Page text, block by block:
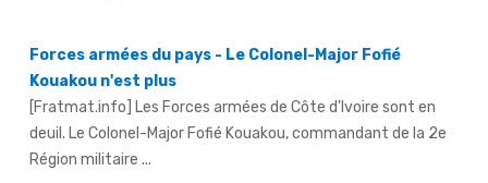
deuil. Le Colonel-Major Fofié Kouakou, commandant de la 2e
Région militaire ...
Agnibilékrou - Plus de 400 jeunes musulmans mobilisés